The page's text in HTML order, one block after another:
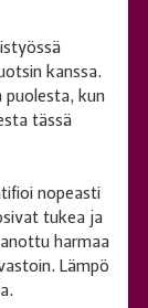
kanssa.
puolesta, kun
tässä
nopeasti
tukea ja
harmaa
Lämpö